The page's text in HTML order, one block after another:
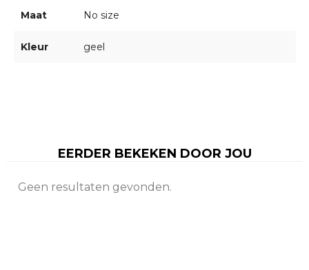
Maat No size
Kleur geel
EERDER BEKEKEN DOOR JOU
Geen resultaten gevonden.